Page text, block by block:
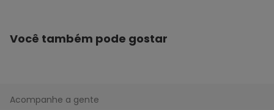
Você também pode gostar
Acompanhe a gente